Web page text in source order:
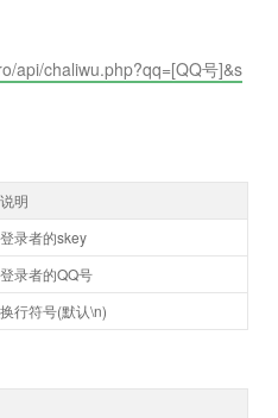
api/chaliwu.php?qq=[QQ号]&s
说明
登录者的skey
登录者的QQ号
换行符号(默认\n)